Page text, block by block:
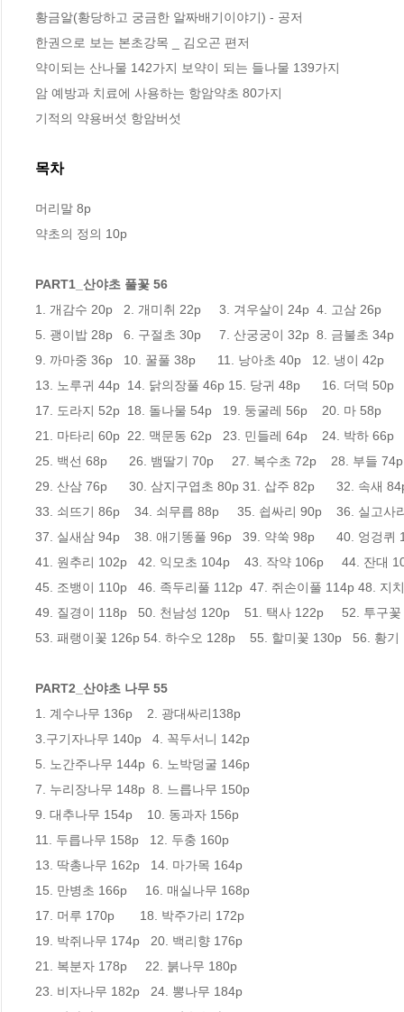
황금알(황당하고 궁금한 알짜배기이야기) - 공저
한권으로 보는 본초강목 _ 김오곤 편저
약이되는 산나물 142가지 보약이 되는 들나물 139가지
암 예방과 치료에 사용하는 항암약초 80가지
기적의 약용버섯 항암버섯
목차
머리말 8p
약초의 정의 10p
PART1_산야초 풀꽃 56
1. 개감수 20p   2. 개미취 22p     3. 겨우살이 24p  4. 고삼 26p
5. 괭이밥 28p   6. 구절초 30p     7. 산궁궁이 32p  8. 금불초 34p
9. 까마중 36p   10. 꿀풀 38p      11. 낭아초 40p   12. 냉이 42p
13. 노루귀 44p  14. 닭의장풀 46p 15. 당귀 48p      16. 더덕 50p
17. 도라지 52p  18. 돌나물 54p   19. 둥굴레 56p    20. 마 58p
21. 마타리 60p  22. 맥문동 62p   23. 민들레 64p    24. 박하 66p
25. 백선 68p      26. 뱀딸기 70p     27. 복수초 72p    28. 부들
29. 산삼 76p      30. 삼지구엽초 80p 31. 삽주 82p      32. 속새
33. 쇠뜨기 86p    34. 쇠무릅 88p     35. 쇱싸리 90p    36. 실고사
37. 실새삼 94p    38. 애기똥풀 96p   39. 약쑥 98p      40. 엉겅퀴
41. 원추리 102p   42. 익모초 104p    43. 작약 106p     44. 잔대
45. 조뱅이 110p   46. 족두리풀 112p  47. 쥐손이풀 114p 48. 지
49. 질경이 118p   50. 천남성 120p    51. 택사 122p     52. 투구
53. 패랭이꽃 126p 54. 하수오 128p    55. 할미꽃 130p   56. 황
PART2_산야초 나무 55
1. 계수나무 136p    2. 광대싸리138p
3.구기자나무 140p   4. 꼭두서니 142p
5. 노간주나무 144p  6. 노박덩굴 146p
7. 누리장나무 148p  8. 느릅나무 150p
9. 대추나무 154p    10. 동과자 156p
11. 두릅나무 158p   12. 두충 160p
13. 딱총나무 162p   14. 마가목 164p
15. 만병초 166p     16. 매실나무 168p
17. 머루 170p       18. 박주가리 172p
19. 박쥐나무 174p   20. 백리향 176p
21. 복분자 178p     22. 붉나무 180p
23. 비자나무 182p   24. 뽕나무 184p